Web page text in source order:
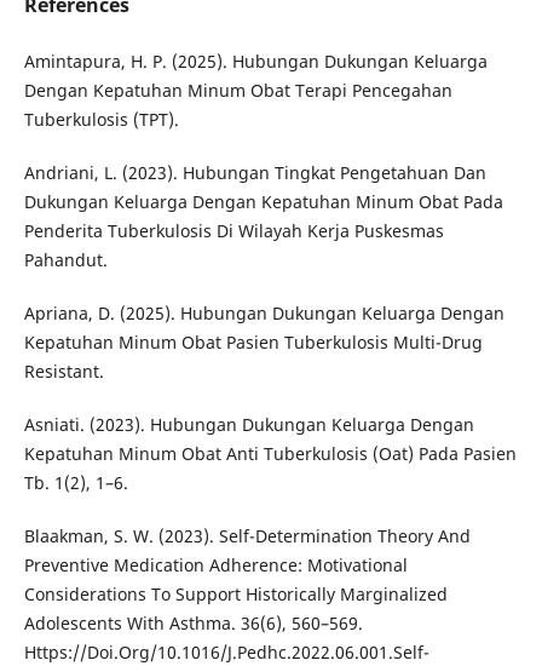
Amintapura, H. P. (2025). Hubungan Dukungan Keluarga
Dengan Kepatuhan Minum Obat Terapi Pencegahan
Tuberkulosis (TPT).
Andriani, L. (2023). Hubungan Tingkat Pengetahuan Dan
Dukungan Keluarga Dengan Kepatuhan Minum Obat Pada
Penderita Tuberkulosis Di Wilayah Kerja Puskesmas
Pahandut.
Apriana, D. (2025). Hubungan Dukungan Keluarga Dengan
Kepatuhan Minum Obat Pasien Tuberkulosis Multi-Drug
Resistant.
Asniati. (2023). Hubungan Dukungan Keluarga Dengan
Kepatuhan Minum Obat Anti Tuberkulosis (Oat) Pada Pasien
Tb. 1(2), 1–6.
Blaakman, S. W. (2023). Self-Determination Theory And
Preventive Medication Adherence: Motivational
Considerations To Support Historically Marginalized
Adolescents With Asthma. 36(6), 560–569.
Https://Doi.Org/10.1016/J.Pedhc.2022.06.001.Self-